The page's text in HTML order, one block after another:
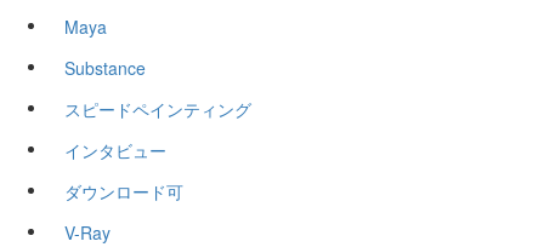
Maya
Substance
スピードペインティング
インタビュー
ダウンロード可
V-Ray